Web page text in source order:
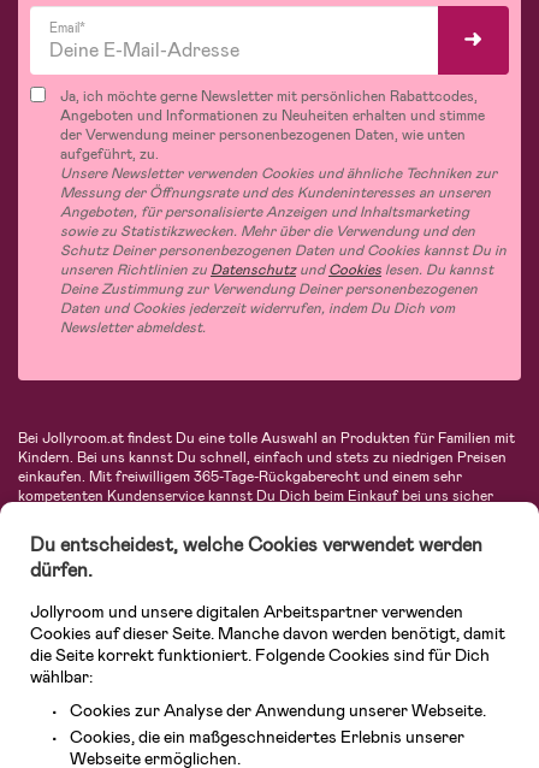
Email*
Ja, ich möchte gerne Newsletter mit persönlichen Rabattcodes,
Angeboten und Informationen zu Neuheiten erhalten und stimme
der Verwendung meiner personenbezogenen Daten, wie unten
aufgeführt, zu.
Unsere Newsletter verwenden Cookies und ähnliche Techniken zur
Messung der Öffnungsrate und des Kundeninteresses an unseren
Angeboten, für personalisierte Anzeigen und Inhaltsmarketing
sowie zu Statistikzwecken. Mehr über die Verwendung und den
Schutz Deiner personenbezogenen Daten und Cookies kannst Du in
unseren Richtlinien zu DatenschutzundCookies lesen. Du kannst
Deine Zustimmung zur Verwendung Deiner personenbezogenen
Daten und Cookies jederzeit widerrufen, indem Du Dich vom
Newsletter abmeldest.
Bei Jollyroom.at findest Du eine tolle Auswahl an Produkten für Familien mit
Kindern. Bei uns kannst Du schnell, einfach und stets zu niedrigen Preisen
einkaufen. Mit freiwilligem 365-Tage-Rückgaberecht und einem sehr
kompetenten Kundenservice kannst Du Dich beim Einkauf bei uns sicher
Autositze, Kinder- und Babymode, Produkte für Mütter und eine Menge
fantastischer Einrichtungsgegenstände, Spielsachen, Babyprodukte und
vieles mehr. Wir haben Produkte von bekannten Herstellern wie Britax, Maxi-
Avent, Jack Wolfskin, Cybex, LEGO und vielen mehr. Schau Dich um in
unserem vielfältigen Onlineshop für Kinder & Babys. Willkommen!
Du entscheidest, welche Cookies verwendet werden
dürfen.
Jollyroom und unsere digitalen Arbeitspartner verwenden
Cookies auf dieser Seite. Manche davon werden benötigt, damit
die Seite korrekt funktioniert. Folgende Cookies sind für Dich
wählbar:
Cookies zur Analyse der Anwendung unserer Webseite.
Cookies, die ein maßgeschneidertes Erlebnis unserer
Webseite ermöglichen.